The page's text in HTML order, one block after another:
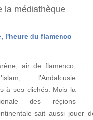
la médiathèque
l'heure du flamenco
air de flamenco,
l’Andalousie
à ses clichés. Mais la
des régions
sait aussi jouer